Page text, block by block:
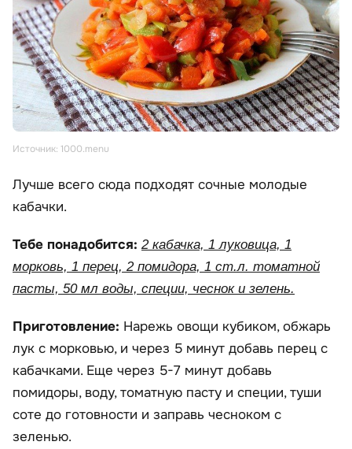
Источник: 1000.menu
Лучше всего сюда подходят сочные молодые
кабачки.
Тебе понадобится: 2 кабачка, 1 луковица, 1
морковь, 1 перец, 2 помидора, 1 ст.л. томатной
пасты, 50 мл воды, специи, чеснок и зелень.
Приготовление: Нарежь овощи кубиком, обжарь
лук с морковью, и через 5 минут добавь перец с
кабачками. Еще через 5-7 минут добавь
помидоры, воду, томатную пасту и специи, туши
соте до готовности и заправь чесноком с
зеленью.